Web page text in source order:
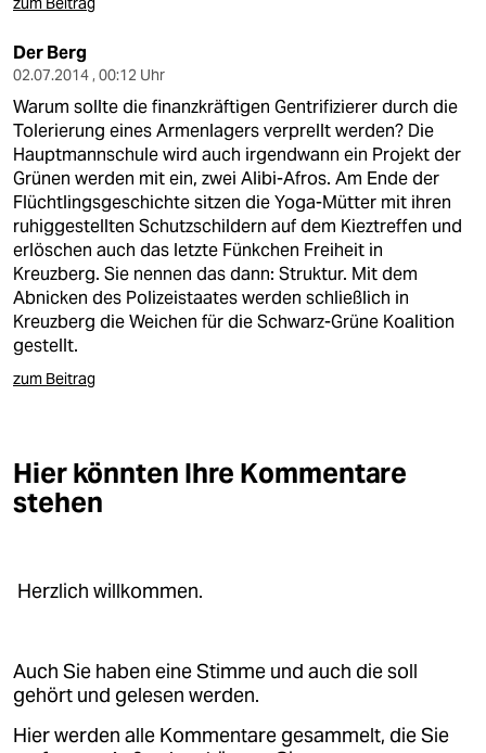
veranstaltungen
shop
fragen & hilfe
unterstützen
abo
genossenschaft
epaper login
Der Berg
02.07.2014 , 00:12 Uhr
Warum sollte die finanzkräftigen Gentrifizierer durch die
Tolerierung eines Armenlagers verprellt werden? Die
Hauptmannschule wird auch irgendwann ein Projekt der
Grünen werden mit ein, zwei Alibi-Afros. Am Ende der
Flüchtlingsgeschichte sitzen die Yoga-Mütter mit ihren
ruhiggestellten Schutzschildern auf dem Kieztreffen und
erlöschen auch das letzte Fünkchen Freiheit in
Kreuzberg. Sie nennen das dann: Struktur. Mit dem
Abnicken des Polizeistaates werden schließlich in
Kreuzberg die Weichen für die Schwarz-Grüne Koalition
gestellt.
zum Beitrag
Hier könnten Ihre Kommentare
stehen
Herzlich willkommen.
Auch Sie haben eine Stimme und auch die soll
gehört und gelesen werden.
Hier werden alle Kommentare gesammelt, die Sie